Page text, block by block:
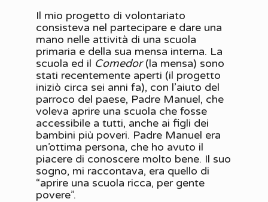
Il mio progetto di volontariato
consisteva nel partecipare e dare una
mano nelle attività di una scuola
primaria e della sua mensa interna. La
scuola ed il Comedor(la mensa) sono
stati recentemente aperti (il progetto
iniziò circa sei anni fa), con l’aiuto del
parroco del paese, Padre Manuel, che
voleva aprire una scuola che fosse
accessibile a tutti, anche ai figli dei
bambini più poveri. Padre Manuel era
un’ottima persona, che ho avuto il
piacere di conoscere molto bene. Il suo
sogno, mi raccontava, era quello di
“aprire una scuola ricca, per gente
povere”.